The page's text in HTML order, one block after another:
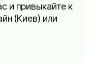
и привыкайте к
(Киев) или